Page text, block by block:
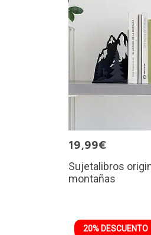
19,99€
Sujetalibros
montañas
20% DESCUENTO